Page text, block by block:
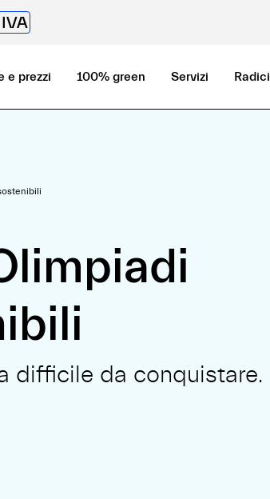
e prezzi 100% green Servizi Radici
difficile da conquistare.